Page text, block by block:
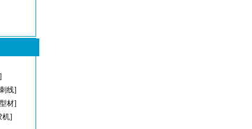
线]
材]
机]